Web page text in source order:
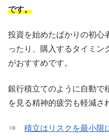
です。
投資を始めたばかりの初心
ったり、購入するタイミン
がおすすめです。
銀行積立てのように自動で
を見る精神的疲労も軽減さ
⇒ 積立はリスクを最小限